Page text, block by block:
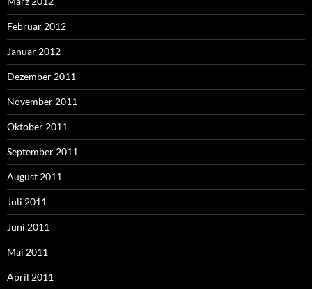
Februar 2012
Januar 2012
Dezember 2011
November 2011
Oktober 2011
September 2011
August 2011
Juli 2011
Juni 2011
Mai 2011
April 2011